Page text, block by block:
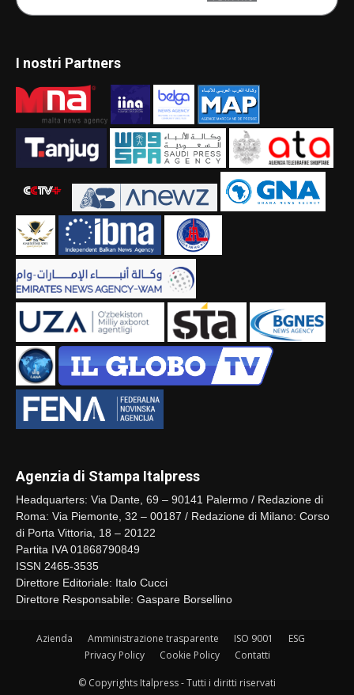
I nostri Partners
Agenzia di Stampa Italpress
Headquarters: Via Dante, 69 – 90141 Palermo / Redazione di
Roma: Via Piemonte, 32 – 00187 / Redazione di Milano: Corso
di Porta Vittoria, 18 – 20122
Partita IVA 01868790849
ISSN 2465-3535
Direttore Editoriale: Italo Cucci
Direttore Responsabile: Gaspare Borsellino
Azienda Amministrazione trasparente ISO 9001
ESG
Privacy Policy
Cookie Policy Contatti
© Copyrights Italpress - Tutti i diritti riservati